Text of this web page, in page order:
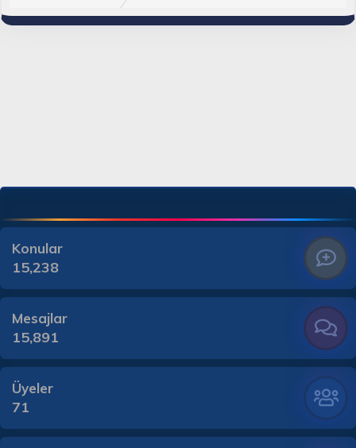
Konular
15,238
Mesajlar
15,891
Üyeler
71